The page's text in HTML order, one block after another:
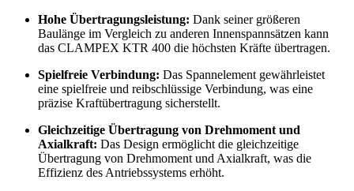
Hohe Übertragungsleistung: Dank seiner größeren
Baulänge im Vergleich zu anderen Innenspannsätzen kann
das CLAMPEX KTR 400 die höchsten Kräfte übertragen.
Spielfreie Verbindung: Das Spannelement gewährleistet
eine spielfreie und reibschlüssige Verbindung, was eine
präzise Kraftübertragung sicherstellt.
Gleichzeitige Übertragung von Drehmoment und
Axialkraft: Das Design ermöglicht die gleichzeitige
Übertragung von Drehmoment und Axialkraft, was die
Effizienz des Antriebssystems erhöht.